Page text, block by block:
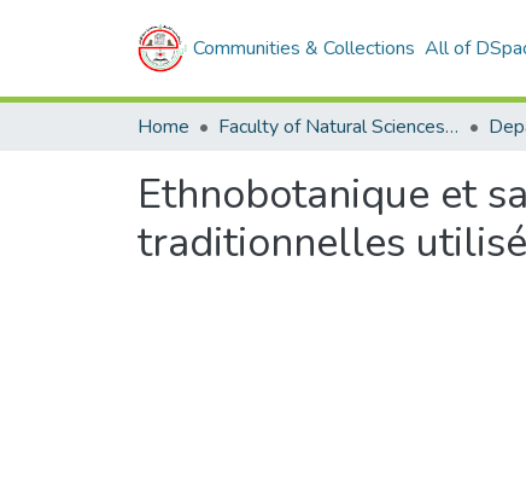
Communities & Collections All of
Home Faculty of Natural Sciences and Life
Ethnobotanique et
traditionnelles